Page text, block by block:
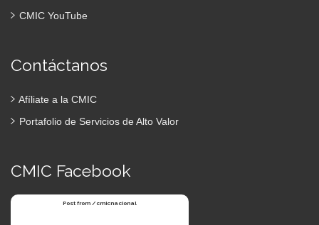
CMIC YouTube
Contáctanos
Afíliate a la CMIC
Portafolio de Servicios de Alto Valor
CMIC Facebook
Post from /cmicnacional